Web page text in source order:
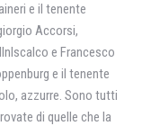
e il tenente
Accorsi,
e Francesco
e il tenente
azzurre. Sono tutti
di quelle che la